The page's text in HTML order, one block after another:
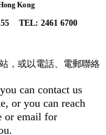
Kong
TEL: 2461 6700
，或以電話、電郵聯絡
can contact us
or you can reach
or email for